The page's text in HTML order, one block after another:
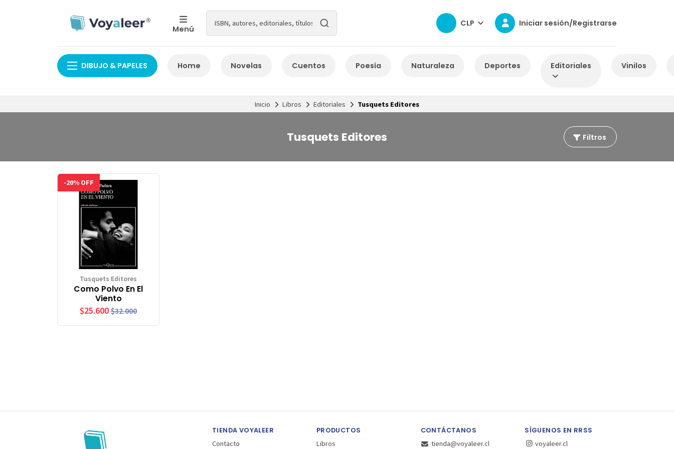
Menú
CLP Iniciar sesión/Registrarse
DIBUJO & PAPELES Home Novelas Cuentos Poesía Naturaleza Deportes Editoriales Vinilos
Inicio Libros Editoriales Tusquets Editores
Tusquets Editores Filtros
-20% OFF
Tusquets Editores
Como Polvo En El
Viento
$25.600 $32.000
TIENDA VOYALEER
Contacto
PRODUCTOS
Libros
CONTÁCTANOS
tienda@voyaleer.cl
SÍGUENOS EN RRSS
voyaleer.cl